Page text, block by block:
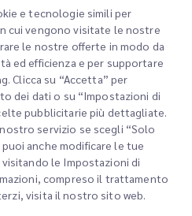
sulla privacy Informativa sulla
e tecnologie simili per
cui vengono visitate le nostre
le nostre offerte in modo da
ed efficienza e per supportare
Clicca su “Accetta” per
dei dati o su “Impostazioni di
pubblicitarie più dettagliate.
servizio se scegli “Solo
anche modificare le tue
le Impostazioni di
compreso il trattamento
visita il nostro sito web.